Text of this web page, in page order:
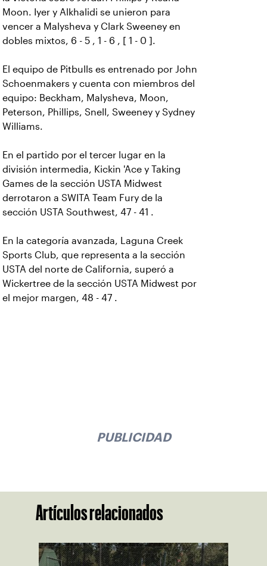
Moon. Iyer y Alkhalidi se unieron para
vencer a Malysheva y Clark Sweeney en
dobles mixtos, 6 - 5 , 1 - 6 , [ 1 - 0 ].
El equipo de Pitbulls es entrenado por John
Schoenmakers y cuenta con miembros del
equipo: Beckham, Malysheva, Moon,
Peterson, Phillips, Snell, Sweeney y Sydney
Williams.
En el partido por el tercer lugar en la
división intermedia, Kickin 'Ace y Taking
Games de la sección USTA Midwest
derrotaron a SWITA Team Fury de la
sección USTA Southwest, 47 - 41 .
En la categoría avanzada, Laguna Creek
Sports Club, que representa a la sección
USTA del norte de California, superó a
Wickertree de la sección USTA Midwest por
el mejor margen, 48 - 47 .
PUBLICIDAD
Artículos relacionados